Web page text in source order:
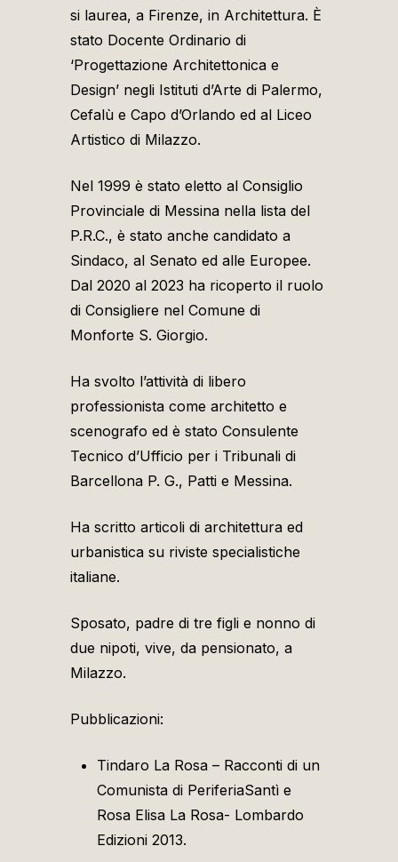
si laurea, a Firenze, in Architettura. È
stato Docente Ordinario di
‘Progettazione Architettonica e
Design’ negli Istituti d’Arte di Palermo,
Cefalù e Capo d’Orlando ed al Liceo
Artistico di Milazzo.
Nel 1999 è stato eletto al Consiglio
Provinciale di Messina nella lista del
P.R.C., è stato anche candidato a
Sindaco, al Senato ed alle Europee.
Dal 2020 al 2023 ha ricoperto il ruolo
di Consigliere nel Comune di
Monforte S. Giorgio.
Ha svolto l’attività di libero
professionista come architetto e
scenografo ed è stato Consulente
Tecnico d’Ufficio per i Tribunali di
Barcellona P. G., Patti e Messina.
Ha scritto articoli di architettura ed
urbanistica su riviste specialistiche
italiane.
Sposato, padre di tre figli e nonno di
due nipoti, vive, da pensionato, a
Milazzo.
Pubblicazioni:
Tindaro La Rosa – Racconti di un
Comunista di PeriferiaSantì e
Rosa Elisa La Rosa- Lombardo
Edizioni 2013.